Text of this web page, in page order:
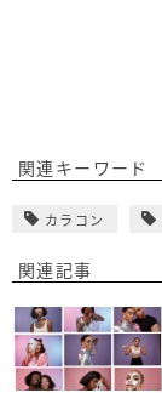
関連キーワード
カラコン
関連記事